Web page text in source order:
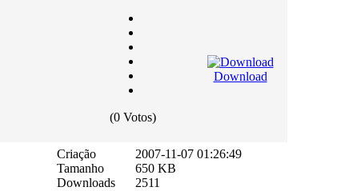
(0 Votos)
Download
Criação
Tamanho
Downloads
2007-11-07 01:26:49
650 KB
2511